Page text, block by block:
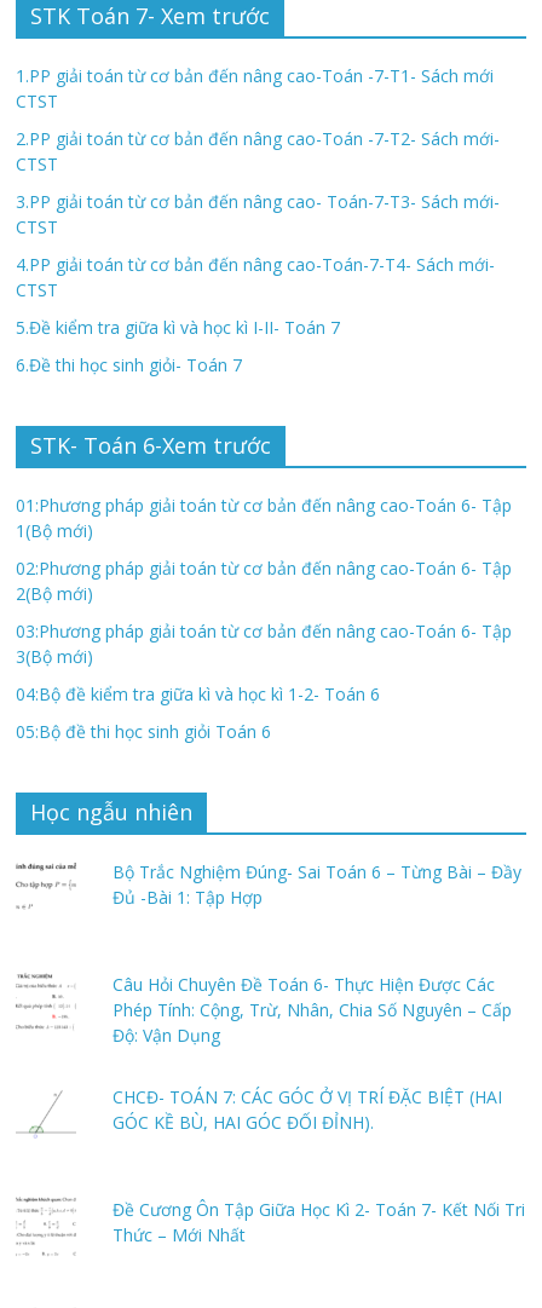
STK Toán 7- Xem trước
1.PP giải toán từ cơ bản đến nâng cao-Toán -7-T1- Sách mới
CTST
2.PP giải toán từ cơ bản đến nâng cao-Toán -7-T2- Sách mới-
CTST
3.PP giải toán từ cơ bản đến nâng cao- Toán-7-T3- Sách mới-
CTST
4.PP giải toán từ cơ bản đến nâng cao-Toán-7-T4- Sách mới-
CTST
5.Đề kiểm tra giữa kì và học kì I-II- Toán 7
6.Đề thi học sinh giỏi- Toán 7
STK- Toán 6-Xem trước
01:Phương pháp giải toán từ cơ bản đến nâng cao-Toán 6- Tập
1(Bộ mới)
02:Phương pháp giải toán từ cơ bản đến nâng cao-Toán 6- Tập
2(Bộ mới)
03:Phương pháp giải toán từ cơ bản đến nâng cao-Toán 6- Tập
3(Bộ mới)
04:Bộ đề kiểm tra giữa kì và học kì 1-2- Toán 6
05:Bộ đề thi học sinh giỏi Toán 6
Học ngẫu nhiên
Bộ Trắc Nghiệm Đúng- Sai Toán 6 – Từng Bài – Đầy
Đủ -Bài 1: Tập Hợp
Câu Hỏi Chuyên Đề Toán 6- Thực Hiện Được Các
Phép Tính: Cộng, Trừ, Nhân, Chia Số Nguyên – Cấp
Độ: Vận Dụng
CHCĐ- TOÁN 7: CÁC GÓC Ở VỊ TRÍ ĐẶC BIỆT (HAI
GÓC KỀ BÙ, HAI GÓC ĐỐI ĐỈNH).
Đề Cương Ôn Tập Giữa Học Kì 2- Toán 7- Kết Nối Tri
Thức – Mới Nhất